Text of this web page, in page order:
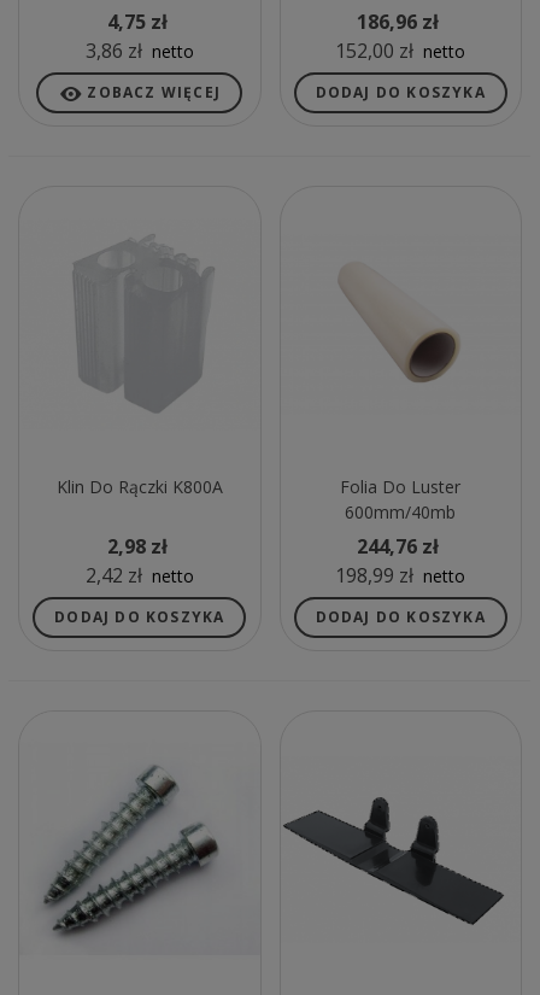
4,75 zł
3,86 zł netto
ZOBACZ WIĘCEJ
186,96 zł
152,00 zł netto
DODAJ DO KOSZYKA
Klin Do Rączki K800A
2,98 zł
2,42 zł netto
DODAJ DO KOSZYKA
Folia Do Luster
600mm/40mb
244,76 zł
198,99 zł netto
DODAJ DO KOSZYKA